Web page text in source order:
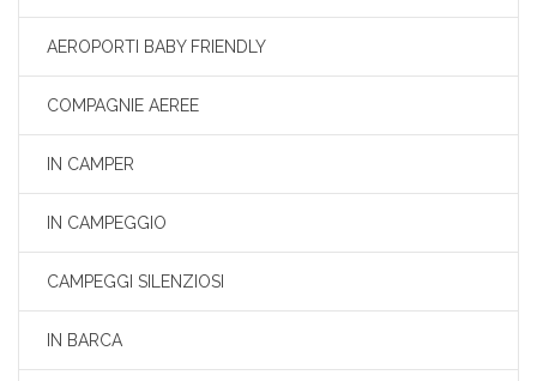
AEROPORTI BABY FRIENDLY
COMPAGNIE AEREE
IN CAMPER
IN CAMPEGGIO
CAMPEGGI SILENZIOSI
IN BARCA